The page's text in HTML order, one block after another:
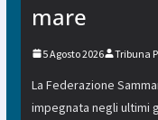
mare
5 Agosto 2026 Tribuna
La Federazione
impegnata negli ultimi